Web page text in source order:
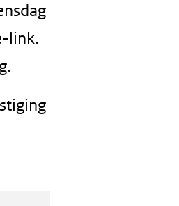
link.